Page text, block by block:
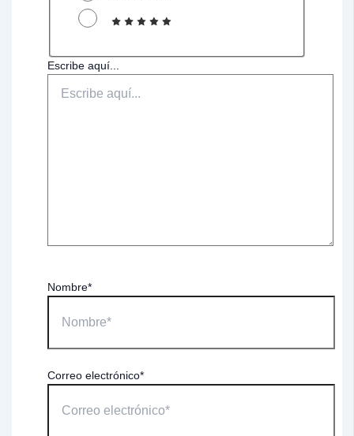
Escribe aquí...
Nombre*
Correo electrónico*